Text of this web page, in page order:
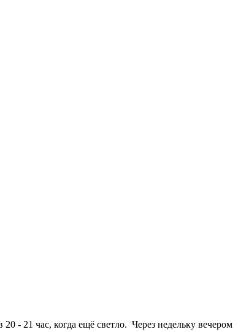
- 21 час, когда ещё светло. Через недельку вечером